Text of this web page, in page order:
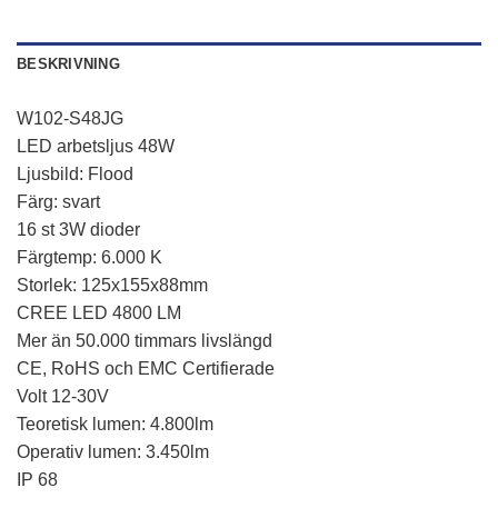
BESKRIVNING
W102-S48JG
LED arbetsljus 48W
Ljusbild: Flood
Färg: svart
16 st 3W dioder
Färgtemp: 6.000 K
Storlek: 125x155x88mm
CREE LED 4800 LM
Mer än 50.000 timmars livslängd
CE, RoHS och EMC Certifierade
Volt 12-30V
Teoretisk lumen: 4.800lm
Operativ lumen: 3.450lm
IP 68